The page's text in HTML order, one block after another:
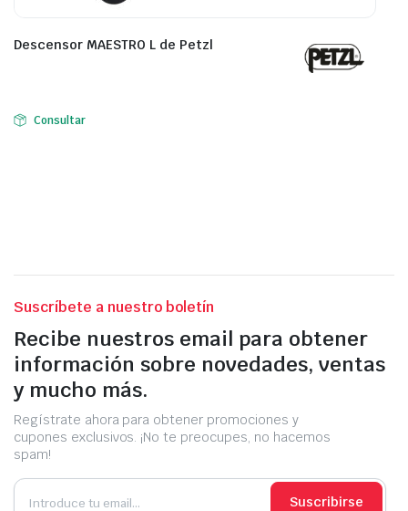
Descensor MAESTRO L de Petzl
Consultar
Suscríbete a nuestro boletín
Recibe nuestros email para obtener
información sobre novedades, ventas
y mucho más.
Regístrate ahora para obtener promociones y
cupones exclusivos. ¡No te preocupes, no hacemos
spam!
Suscribirse